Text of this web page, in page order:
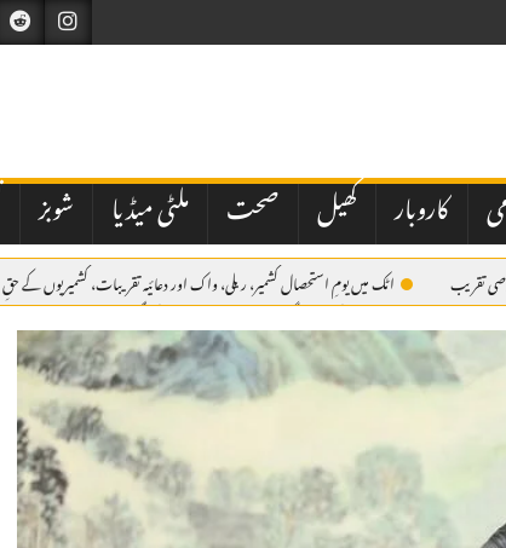
کاروبار کھیل صحت ملٹی میڈیا شوبز
تقریب اٹک میں یومِ استحصال کشمیر، ریلی، واک اور دعائیہ تقریبات، کشمیریوں کے
کا عزم اے بی این کی مبینہ سگریٹ مافیا اسٹوری پر طلب کی گئی میٹنگ منسوخ